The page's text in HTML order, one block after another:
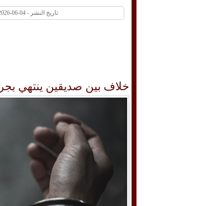
تاريخ النشر - 04-06-2026 09:57 AM عدد المشاهدات 2 | عدد التعليقات 0
خلاف بين صديقين ينتهي